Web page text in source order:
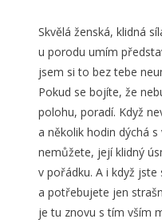
Skvělá ženská, klidná
u porodu umím
jsem si to bez tebe
Pokud se bojíte, že
polohu, poradí. Když
a několik hodin dýchá
nemůžete, její klidný
v pořádku. A i když
a potřebujete jen
je tu znovu s tím vším